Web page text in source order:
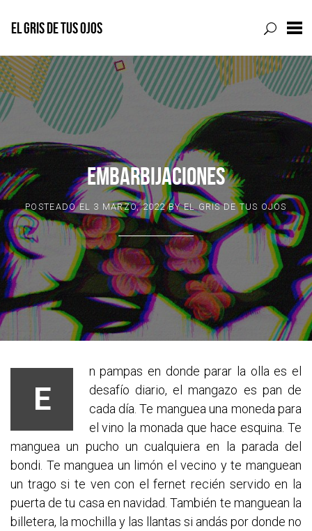
Skip
to
content
EL GRIS DE TUS OJOS
EMBARBIJACIONES
POSTEADO EL 3 MARZO, 2022BYEL GRIS DE TUS OJOS
E
n pampas en donde parar la olla es el
desafío diario, el mangazo es pan de
cada día. Te manguea una moneda para
el vino la monada que hace esquina. Te
manguea un pucho un cualquiera en la parada del
bondi. Te manguea un limón el vecino y te manguean
un trago si te ven con el fernet recién servido en la
puerta de tu casa en navidad. También te manguean la
billetera, la mochilla y las llantas si andás por donde no